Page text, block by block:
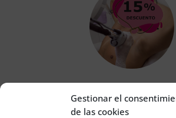
Gestionar el
de las cookies
Puedes aprovechar estas